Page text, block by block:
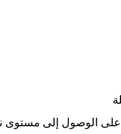
الوصول إلى مستوى